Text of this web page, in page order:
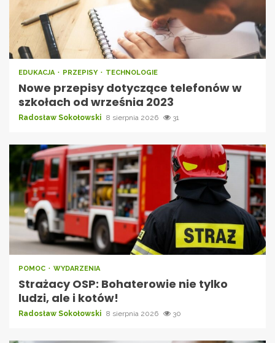
EDUKACJA PRZEPISY TECHNOLOGIE
Nowe przepisy dotyczące telefonów w
szkołach od września 2023
Radosław Sokołowski 8 sierpnia 2026 31
POMOC WYDARZENIA
Strażacy OSP: Bohaterowie nie tylko
ludzi, ale i kotów!
Radosław Sokołowski 8 sierpnia 2026 30